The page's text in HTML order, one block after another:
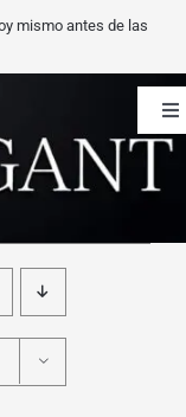
mismo antes de las